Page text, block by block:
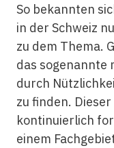
So bekannten
in der Schweiz
zu dem Thema.
das sogenannte
durch
zu finden.
kontinuierlich
einem